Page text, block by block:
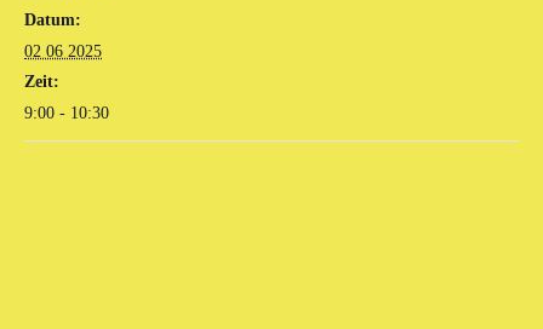
Datum:
02 06 2025
Zeit:
9:00 - 10:30